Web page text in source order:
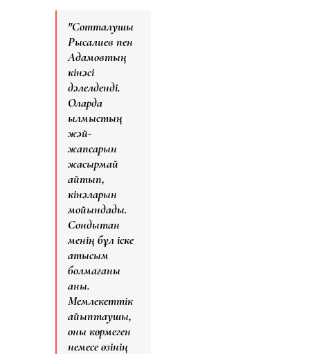
"Сотталушы
Рысқалиев пен
Адамовтың
кінәсі
дәлелденді.
Оларда
қылмыстың
жәй-
жапсарын
жасырмай
айтып,
кінәларын
мойындады.
Сондықтан
менің бұл іске
қатысым
болмағаны
анық.
Мемлекеттік
айыптаушы,
оны көрмеген
немесе өзінің